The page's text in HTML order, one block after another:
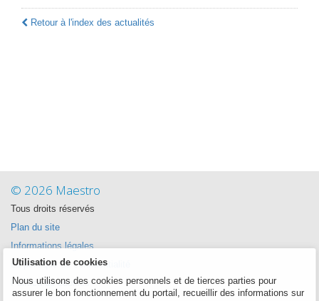
Retour à l'index des actualités
© 2026 Maestro
Tous droits réservés
Plan du site
Informations légales
La politique de confidentialité
Política de cookies
Utilisation de cookies
Nous utilisons des cookies personnels et de tierces parties pour
assurer le bon fonctionnement du portail, recueillir des informations sur